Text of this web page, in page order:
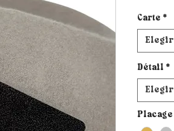
Carte *
Elegir
Détail *
Elegir
Placage